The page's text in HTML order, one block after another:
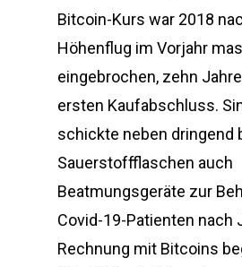
Bitcoin-Kurs war 2018
Höhenflug im Vorjahr
eingebrochen, zehn
ersten Kaufabschluss.
schickte neben dringend
Sauerstoffflaschen auch
Beatmungsgeräte zur
Covid-19-Patienten nach
Rechnung mit Bitcoins